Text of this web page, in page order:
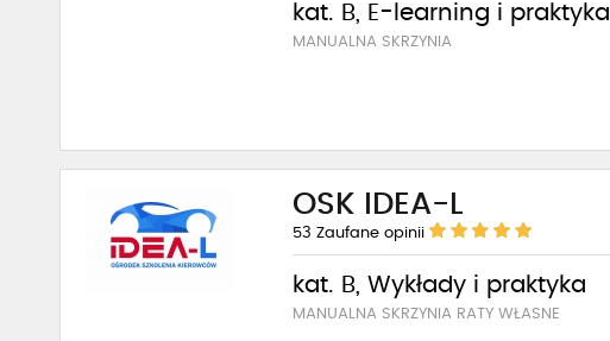
kat. B, E-learning i praktyka
MANUALNA SKRZYNIA
OSK IDEA-L
53 Zaufane opinii
kat. B, Wykłady i praktyka
MANUALNA SKRZYNIA RATY WŁASNE